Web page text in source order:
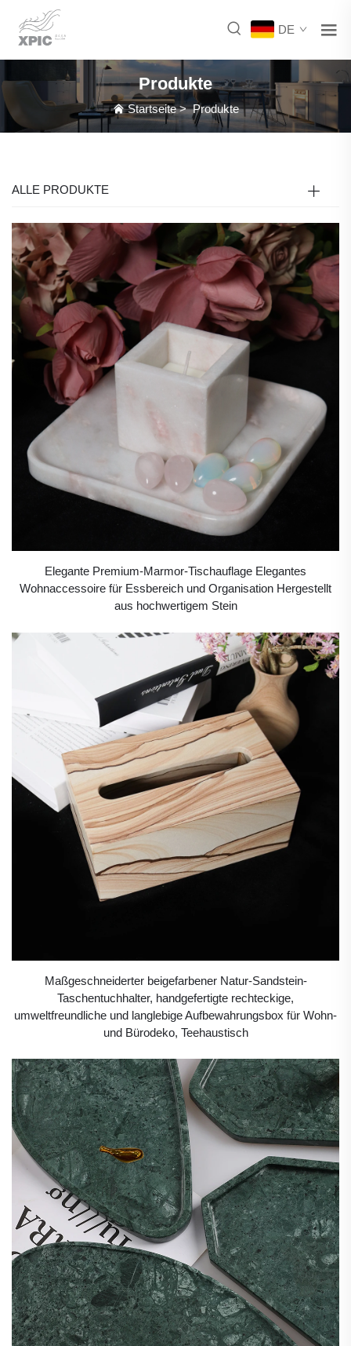
DE
Produkte
Startseite>Produkte
ALLE PRODUKTE
Elegante Premium-Marmor-Tischauflage Elegantes
Wohnaccessoire für Essbereich und Organisation Hergestellt
aus hochwertigem Stein
Maßgeschneiderter beigefarbener Natur-Sandstein-
Taschentuchhalter, handgefertigte rechteckige,
umweltfreundliche und langlebige Aufbewahrungsbox für Wohn-
und Bürodeko, Teehaustisch